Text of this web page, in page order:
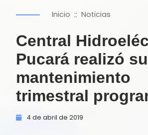
Inicio :: Noticias
Central
Pucará realizó su
mantenimiento
trimestral
4 de abril de 2019